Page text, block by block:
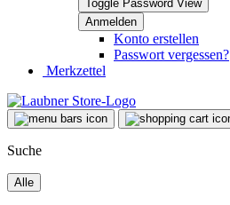
Toggle Password View
Konto erstellen
Passwort vergessen?
Merkzettel
Suche
Alle